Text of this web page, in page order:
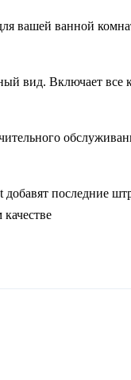
вашей ванной
вид. Включает все
последние